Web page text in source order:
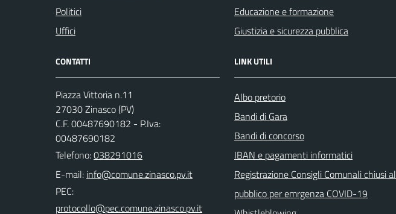
Politici
Uffici
Educazione e formazione
Giustizia e sicurezza pubblica
CONTATTI
Piazza Vittoria n.11
27030 Zinasco (PV)
C.F. 00487690182 - P.Iva:
00487690182
Telefono:038291016
E-mail:
PEC:
LINK UTILI
Albo pretorio
Bandi di Gara
Bandi di concorso
IBAN e pagamenti informatici
Registrazione Consigli Comunali chiusi al
pubblico per emrgenza COVID-19